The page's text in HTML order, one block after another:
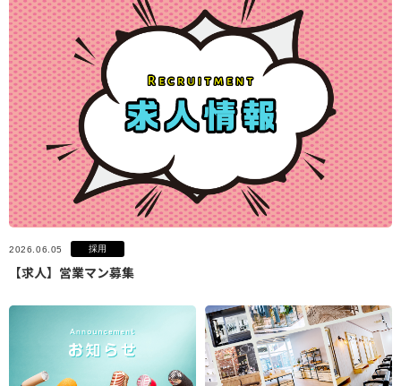
2026.06.05 採用
【求人】営業マン募集